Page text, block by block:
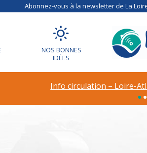
Abonnez-vous à la newsletter de La
NOS BONNES
IDÉES
Info circulation – Loire-
–